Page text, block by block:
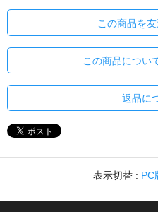
この商品を
この商品につい
返品に
表示切替 : PC